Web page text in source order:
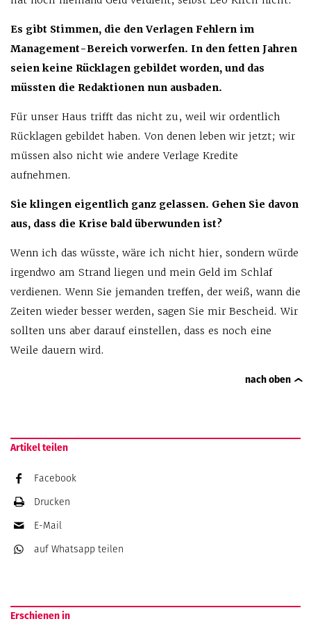
Es gibt Stimmen, die den Verlagen Fehlern im
Management-Bereich vorwerfen. In den fetten Jahren
seien keine Rücklagen gebildet worden, und das
müssten die Redaktionen nun ausbaden.
Für unser Haus trifft das nicht zu, weil wir ordentlich
Rücklagen gebildet haben. Von denen leben wir jetzt; wir
müssen also nicht wie andere Verlage Kredite
aufnehmen.
Sie klingen eigentlich ganz gelassen. Gehen Sie davon
aus, dass die Krise bald überwunden ist?
Wenn ich das wüsste, wäre ich nicht hier, sondern würde
irgendwo am Strand liegen und mein Geld im Schlaf
verdienen. Wenn Sie jemanden treffen, der weiß, wann die
Zeiten wieder besser werden, sagen Sie mir Bescheid. Wir
sollten uns aber darauf einstellen, dass es noch eine
Weile dauern wird.
nach oben
Artikel teilen
Facebook
Drucken
E-Mail
auf Whatsapp teilen
Erschienen in